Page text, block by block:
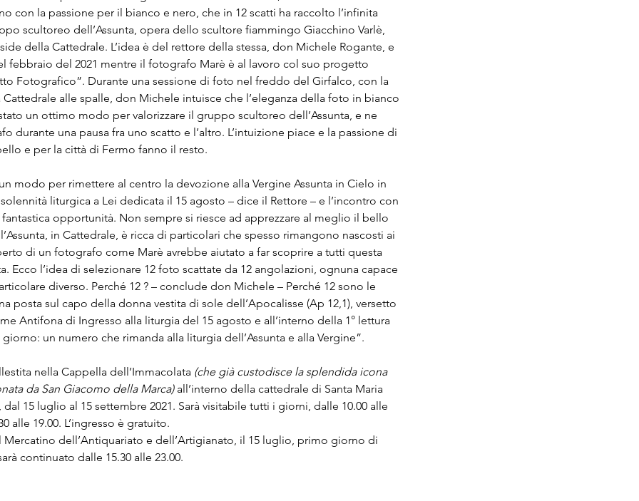
con la passione per il bianco e nero, che in 12 scatti ha raccolto l’infinita
scultoreo dell’Assunta, opera dello scultore fiammingo Giacchino Varlè,
della Cattedrale. L’idea è del rettore della stessa, don Michele Rogante, e
febbraio del 2021 mentre il fotografo Marè è al lavoro col suo progetto
Fotografico”. Durante una sessione di foto nel freddo del Girfalco, con la
alle spalle, don Michele intuisce che l’eleganza della foto in bianco
un ottimo modo per valorizzare il gruppo scultoreo dell’Assunta, e ne
durante una pausa fra uno scatto e l’altro. L’intuizione piace e la passione di
e per la città di Fermo fanno il resto.
modo per rimettere al centro la devozione alla Vergine Assunta in Cielo in
liturgica a Lei dedicata il 15 agosto – dice il Rettore – e l’incontro con
opportunità. Non sempre si riesce ad apprezzare al meglio il bello
in Cattedrale, è ricca di particolari che spesso rimangono nascosti ai
di un fotografo come Marè avrebbe aiutato a far scoprire a tutti questa
Ecco l’idea di selezionare 12 foto scattate da 12 angolazioni, ognuna capace
diverso. Perché 12 ? – conclude don Michele – Perché 12 sono le
posta sul capo della donna vestita di sole dell’Apocalisse (Ap 12,1), versetto
Antifona di Ingresso alla liturgia del 15 agosto e all’interno della 1° lettura
un numero che rimanda alla liturgia dell’Assunta e alla Vergine”.
nella Cappella dell’Immacolata (che già custodisce la splendida icona
da San Giacomo della Marca) all’interno della cattedrale di Santa Maria
dal 15 luglio al 15 settembre 2021. Sarà visitabile tutti i giorni, dalle 10.00 alle
alle 19.00. L’ingresso è gratuito.
Mercatino dell’Antiquariato e dell’Artigianato, il 15 luglio, primo giorno di
continuato dalle 15.30 alle 23.00.